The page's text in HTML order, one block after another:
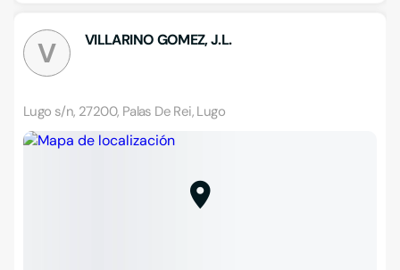
V VILLARINO GOMEZ, J.L.
Lugo s/n, 27200, Palas De Rei, Lugo